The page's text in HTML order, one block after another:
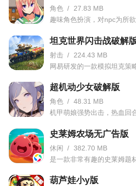
角色 / 27.83 MB
趣味角色扮演，对npc为所欲
坦克世界闪击战破解
射击 /
224.43 MB
网易研发的一款模拟坦克策
超机动少女破解版
角色 / 48.31 MB
机甲萌娘强势出击，热血回
史莱姆农场无广告版
休闲 / 382.70 MB
是一款非常有趣的史莱姆题
葫芦娃小y版